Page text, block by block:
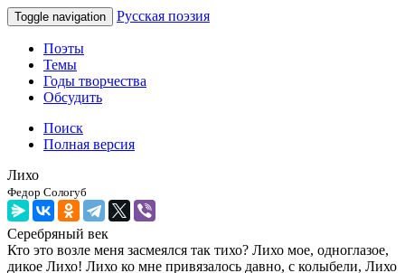
Toggle navigation Русская поэзия
Поэты
Темы
Годы творчества
Обсудить
Поиск
Полная версия
Лихо
Федор Сологуб
Серебряный век
Кто это возле меня засмеялся так тихо? Лихо мое, одноглазое,
дикое Лихо! Лихо ко мне привязалось давно, с колыбели, Лихо